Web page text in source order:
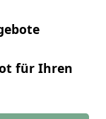
für Ihren